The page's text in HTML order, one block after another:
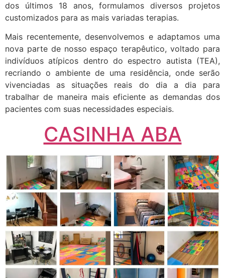
dos últimos 18 anos, formulamos diversos projetos
customizados para as mais variadas terapias.
Mais recentemente, desenvolvemos e adaptamos uma
nova parte de nosso espaço terapêutico, voltado para
indivíduos atípicos dentro do espectro autista (TEA),
recriando o ambiente de uma residência, onde serão
vivenciadas as situações reais do dia a dia para
trabalhar de maneira mais eficiente as demandas dos
pacientes com suas necessidades especiais.
CASINHA ABA